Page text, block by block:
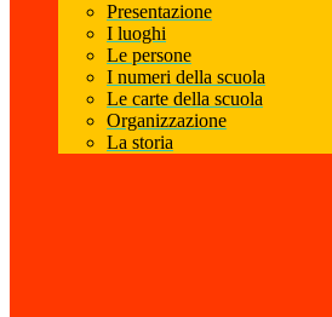
Presentazione
I luoghi
Le persone
I numeri della scuola
Le carte della scuola
Organizzazione
La storia